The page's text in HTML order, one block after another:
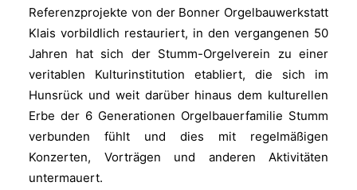
Referenzprojekte von der Bonner Orgelbauwerkstatt
Klais vorbildlich restauriert, in den vergangenen 50
Jahren hat sich der Stumm-Orgelverein zu einer
veritablen Kulturinstitution etabliert, die sich im
Hunsrück und weit darüber hinaus dem kulturellen
Erbe der 6 Generationen Orgelbauerfamilie Stumm
verbunden fühlt und dies mit regelmäßigen
Konzerten, Vorträgen und anderen Aktivitäten
untermauert.